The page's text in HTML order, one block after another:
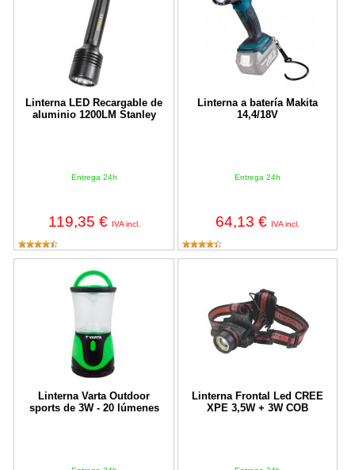
Linterna LED Recargable de
aluminio 1200LM Stanley
Entrega 24h
119,35 € IVA incl.
Linterna a batería Makita
14,4/18V
Entrega 24h
64,13 € IVA incl.
Linterna Varta Outdoor
sports de 3W - 20 lúmenes
Linterna Varta Outdoor sports de 3W - 20 lúmenes
Linterna Frontal Led CREE
XPE 3,5W + 3W COB